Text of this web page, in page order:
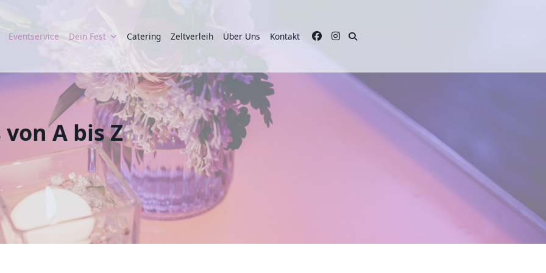
Eventservice Dein Fest Catering Zeltverleih Über Uns Kontakt
A bis Z